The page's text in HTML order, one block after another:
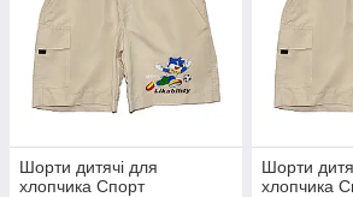
Шорти дитячі для
хлопчика Спорт
Шорти
хлопчика